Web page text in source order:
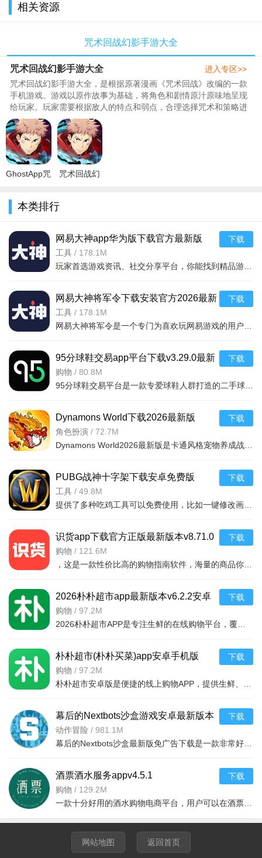
相关资源
咒术回战幻影手游大全
咒术回战幻影手游大全
咒术回战幻影手游大全，是根据原著漫画《咒术回战》改编的一款
手机游戏。游戏以原作故事为基础，将角色和剧情原汁原味地呈现
给玩家。玩家需要根据敌人的特点和弱点，合理选择咒术和策略进
行战斗，里面的玩法丰富，玩家可以与其他玩家组队合作，共同挑
战强敌，289为你们带来了咒术回战幻影手游大全，包含了最新
版、安卓版、手机版等等内容，需要的快来289下载吧。..
进入专区>>
GhostApp咒
方版v1.8.0
咒术回战幻
安卓
本类排行
网易大神app华为版下载官方最新版
v4.15.0华为版
工具 / 178.1M
下载
网易大神将军令下载安装官方2026最新
版v4.15.0安卓版
工具 / 178.1M
下载
95分球鞋交易app平台下载v3.29.0最新
版
购物 / 80.8M
下载
Dynamons World下载2026最新版
v1.12.62 安卓版
角色扮演 / 72.7M
下载
PUBG战神十字架下载安卓免费版
v7.68.0安卓免费版
工具 / 49.8M
下载
识货app下载官方正版最新版本v8.71.0
安卓版
购物 / 121.6M
下载
2026朴朴超市app最新版本v6.2.2安卓
最新版
购物 / 97.2M
下载
朴朴超市(朴朴买菜)app安卓手机版
v6.2.2安卓版
购物 / 97.2M
下载
幕后的Nextbots沙盒游戏安卓最新版本
v11.2.2 中文版
动作冒险 / 981.1M
下载
酒票酒水服务appv4.5.1
购物 / 129.2M
下载
网站地图 返回首页